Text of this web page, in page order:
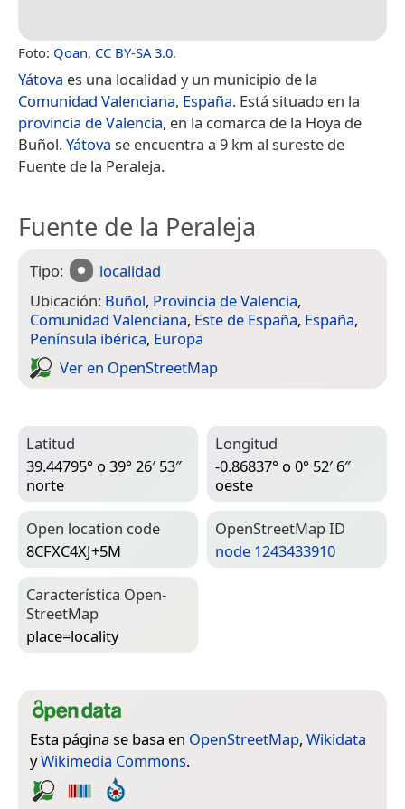
Foto: Qoan, CC BY-SA 3.0.
Yátova es una localidad y un municipio de la
Comunidad Valenciana, España. Está situado en la
provincia de Valencia, en la comarca de la Hoya de
Buñol.Yátova se encuentra a 9 km al sureste de
Fuente de la Peraleja.
Fuente de la Peraleja
Tipo:
localidad
Ubicación: Buñol, Provincia de Valencia,
Comunidad Valenciana, Este de España, España,
Península ibérica, Europa
Ver en Open­Street­Map
Latitud
39.44795° o 39° 26′ 53″
norte
Longitud
-0.86837° o 0° 52′ 6″
oeste
Open location code
8CFXC4XJ+5M
Open­Street­Map ID
node 1243433910
Característica Open­
Street­Map
place=­locality
Esta página se basa en OpenStreetMap, Wikidata
yWikimedia Commons.